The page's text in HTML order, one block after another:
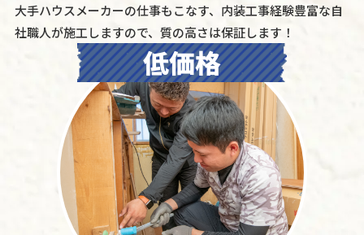
大手ハウスメーカーの仕事もこなす、内装工事経験豊富な自
社職人が施工しますので、質の高さは保証します！